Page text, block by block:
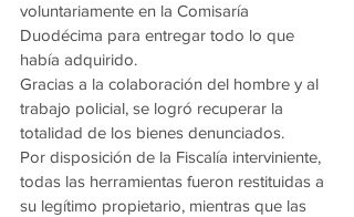
voluntariamente en la Comisaría
Duodécima para entregar todo lo que
había adquirido.
Gracias a la colaboración del hombre y al
trabajo policial, se logró recuperar la
totalidad de los bienes denunciados.
Por disposición de la Fiscalía interviniente,
todas las herramientas fueron restituidas a
su legítimo propietario, mientras que las